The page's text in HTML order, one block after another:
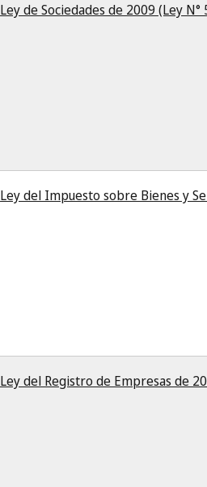
Ley de Sociedades de 2009 (Ley N°
Ley del Impuesto sobre Bienes y
Ley del Registro de Empresas de